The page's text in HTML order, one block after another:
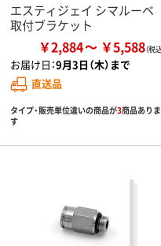
エスティジェイ シマルーベ
取付ブラケット
￥2,884 ￥5,588
お届け日：9月3日（木）まで
直送品
タイプ・販売単位違いの商品が3商品ありま
す